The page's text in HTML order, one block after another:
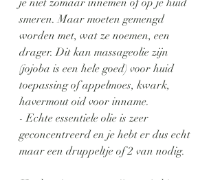
je niet zomaar innemen of op je huid
smeren. Maar moeten gemengd
worden met, wat ze noemen, een
drager. Dit kan massageolie zijn
(jojoba is een hele goed) voor huid
toepassing of appelmoes, kwark,
havermout oid voor inname.
- Echte essentiele olie is zeer
geconcentreerd en je hebt er dus echt
maar een druppeltje of 2 van nodig.